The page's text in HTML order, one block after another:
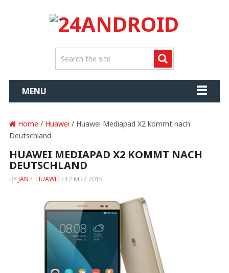
MENU
Home / Huawei / Huawei Mediapad X2 kommt nach
Deutschland
HUAWEI MEDIAPAD X2 KOMMT NACH
DEUTSCHLAND
BYJAN / HUAWEI/ 12 MRZ 2015